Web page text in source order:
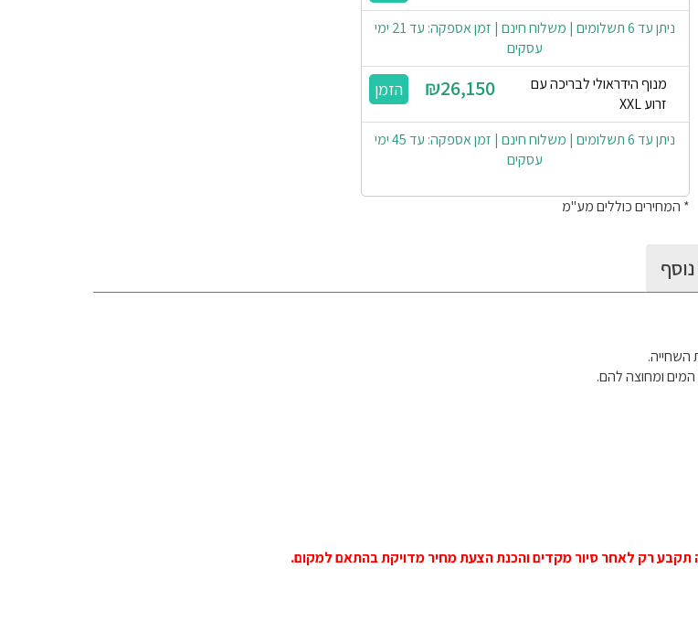
ניתן עד 6 תשלומים | משלוח חינם | זמן אספקה: עד 21 ימי
עסקים
מנוף הידראולי לבריכה עם
זרוע XXL
₪26,150
ניתן עד 6 תשלומים | משלוח חינם | זמן אספקה: עד 45 ימי
עסקים
* המחירים כוללים מע"מ
השחייה.
ומחוצה להם.
תקבע רק לאחר סיור מקדים והכנת הצעת מחיר מדויקת בהתאם למקום.